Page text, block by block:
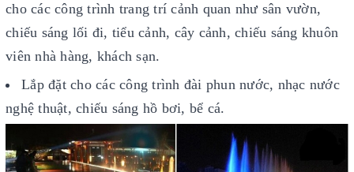
cho các công trình trang trí cảnh quan như sân vườn,
chiếu sáng lối đi, tiểu cảnh, cây cảnh, chiếu sáng khuôn
viên nhà hàng, khách sạn.
Lắp đặt cho các công trình đài phun nước, nhạc nước
nghệ thuật, chiếu sáng hồ bơi, bể cá.